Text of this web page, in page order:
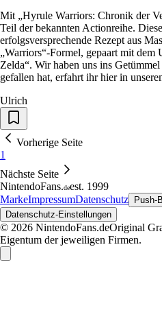
Mit „Hyrule Warriors: Chronik der
Teil der bekannten Actionreihe.
erfolgsversprechende Rezept aus
„Warriors“-Formel, gepaart mit dem
Zelda“. Wir haben uns ins
gefallen hat, erfahrt ihr hier in
Ulrich
Vorherige Seite
1
Nächste Seite
NintendoFans.deest. 1999
MarkeImpressumDatenschutz
Push-
Datenschutz-Einstellungen
© 2026 NintendoFans.deOriginal
Eigentum der jeweiligen Firmen.